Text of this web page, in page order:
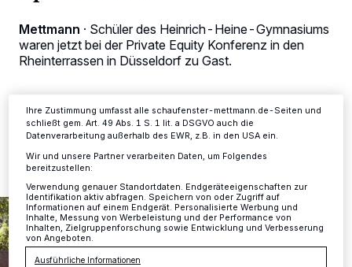
Mettmann · Schüler des Heinrich-Heine-Gymnasiums
waren jetzt bei der Private Equity Konferenz in den
Rheinterrassen in Düsseldorf zu Gast.
25.05.2018 , 15:03 Uhr Eine Minute Lesezeit
Anzeigen möglicherweise nicht mehr so relevant für Sie. Sie können
dieses Menü jederzeit wieder aufrufen, um Ihre Einstellungen zu
ändern oder Ihre Einwilligung zu widerrufen, indem Sie auf den Link
Einstellungen oder Ablehnen am unteren Rand der Webseite klicken.
Ihre Zustimmung umfasst alle schaufenster-mettmann.de-Seiten und
schließt gem. Art. 49 Abs. 1 S. 1 lit. a DSGVO auch die
Datenverarbeitung außerhalb des EWR, z.B. in den USA ein.
Wir und unsere Partner verarbeiten Daten, um Folgendes
bereitzustellen:
Verwendung genauer Standortdaten. Endgeräteeigenschaften zur
Identifikation aktiv abfragen. Speichern von oder Zugriff auf
Informationen auf einem Endgerät. Personalisierte Werbung und
Inhalte, Messung von Werbeleistung und der Performance von
Inhalten, Zielgruppenforschung sowie Entwicklung und Verbesserung
von Angeboten.
Ausführliche Informationen